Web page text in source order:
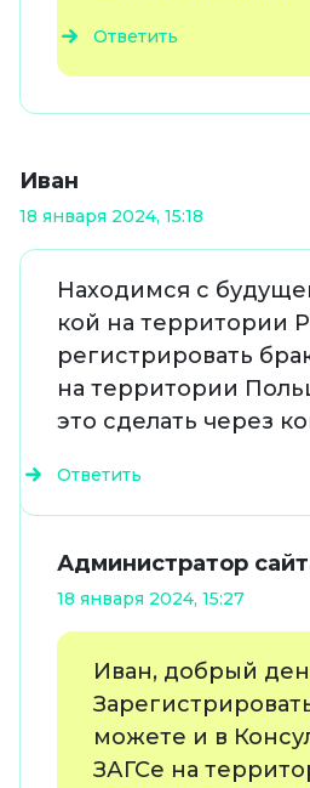
Ответить
Иван
18 января 2024, 15:18
Находимся с
кой на территории
регистрировать
на территории
это сделать через
Ответить
Администратор
18 января 2024, 15:27
Иван, добрый
можете и в
ЗАГСе на